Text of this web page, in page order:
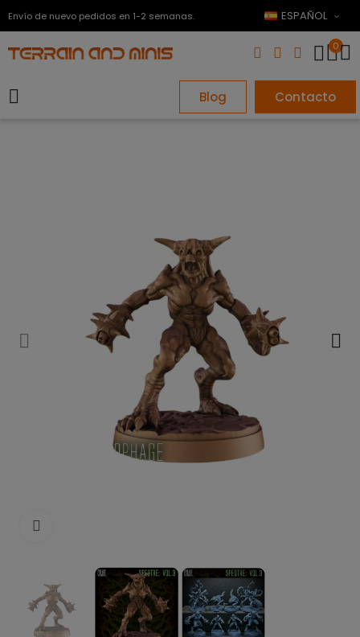
Envío de nuevo pedidos en 1-2 semanas. ESPAÑOL
0
Blog Contacto